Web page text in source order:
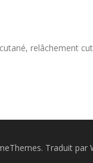
relâchement
Traduit par